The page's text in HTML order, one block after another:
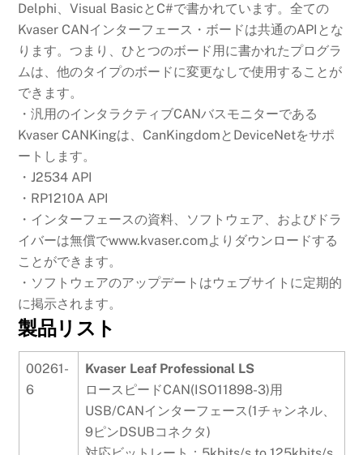
Delphi、Visual BasicとC#で書かれています。全ての
Kvaser CANインターフェース・ボードは共通のAPIとな
ります。つまり、ひとつのボード用に書かれたプログラ
ムは、他のタイプのボードに変更なしで使用することが
できます。
・汎用のインタラクティブCANバスモニターである
Kvaser CANKingは、CanKingdomとDeviceNetをサポ
ートします。
・J2534 API
・RP1210A API
・インターフェースの資料、ソフトウェア、およびドラ
イバーは無償でwww.kvaser.comよりダウンロードする
ことができます。
・ソフトウェアのアップデートはウェブサイトに定期的
に掲示されます。
製品リスト
00261-
6
Kvaser Leaf Professional LS
ロースピードCAN(ISO11898-3)用
USB/CANインターフェース(1チャンネル、
9ピンDSUBコネクタ)